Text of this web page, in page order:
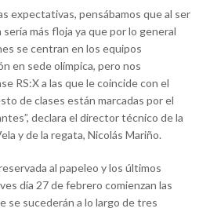
expectativas, pensábamos que al ser
más floja ya que por lo general
se centran en los equipos
en sede olímpica, pero nos
RS:X a las que le coincide con el
de clases están marcadas por el
declara el director técnico de la
y de la regata, Nicolás Mariño.
al papeleo y los últimos
día 27 de febrero comienzan las
se sucederán a lo largo de tres